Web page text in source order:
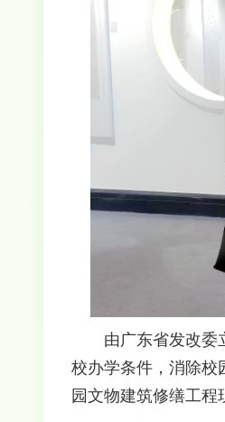
由广东省发改委
校办学条件，消除校
园文物建筑修缮工程